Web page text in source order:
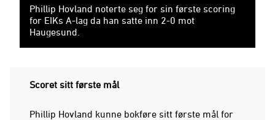
Phillip Hovland noterte seg for sin første scoring
for EIKs A-lag da han satte inn 2-0 mot
Haugesund.
Scoret sitt første mål
Phillip Hovland kunne bokføre sitt første mål for